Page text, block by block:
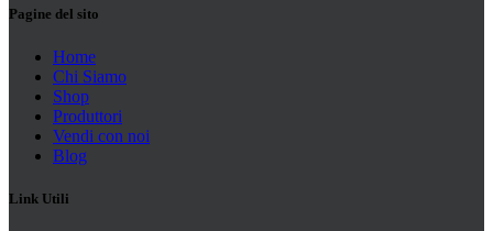
Pagine del sito
Home
Chi Siamo
Shop
Produttori
Vendi con noi
Blog
Link Utili